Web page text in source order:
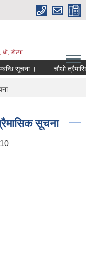
धो, डोल्पा
सूचना । चौथो त्रैमासिक
सूचना